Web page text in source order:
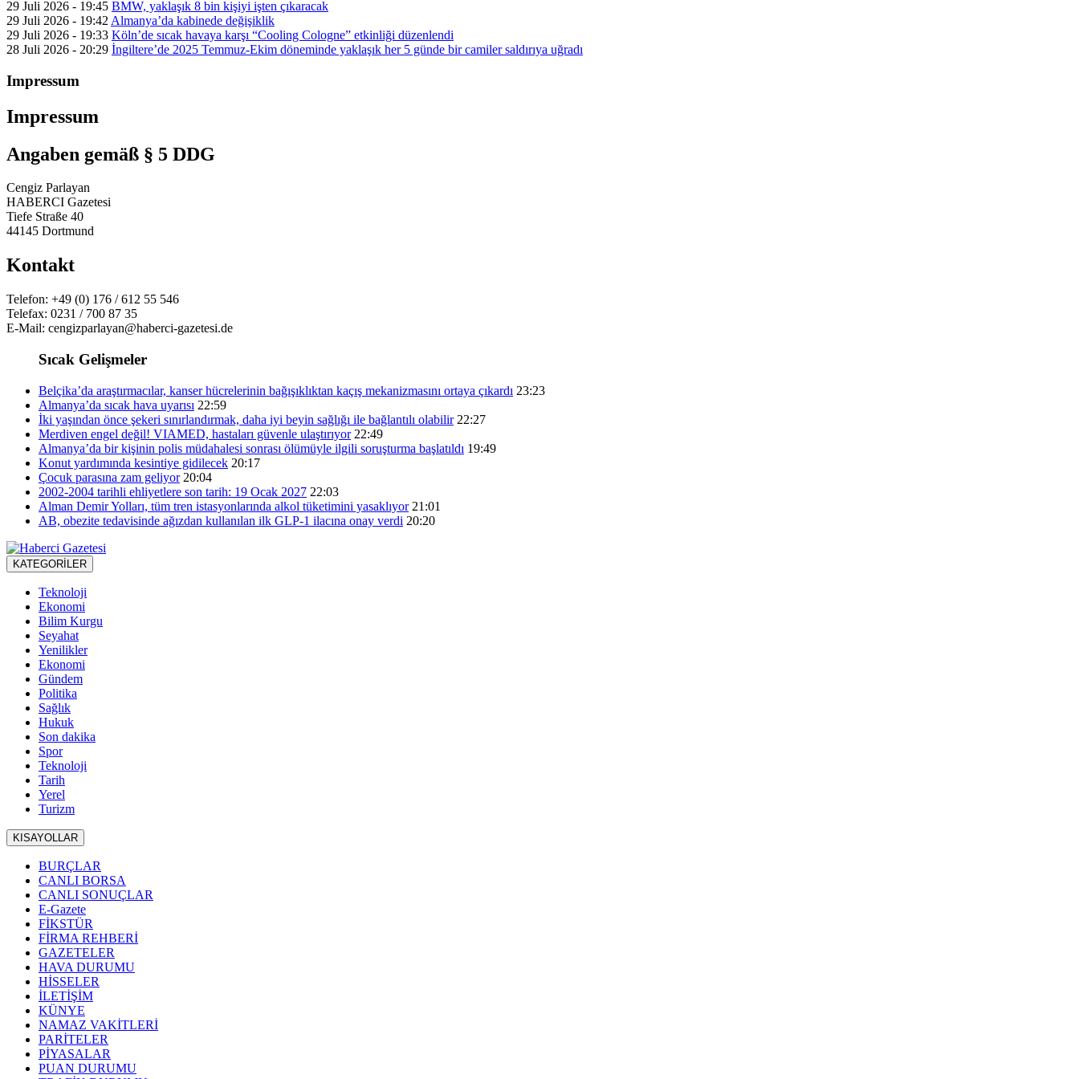
29 Juli 2026 - 19:45 BMW, yaklaşık 8 bin kişiyi işten çıkaracak
29 Juli 2026 - 19:42 Almanya’da kabinede değişiklik
29 Juli 2026 - 19:33 Köln’de sıcak havaya karşı “Cooling Cologne” etkinliği düzenlendi
28 Juli 2026 - 20:29 İngiltere’de 2025 Temmuz-Ekim döneminde yaklaşık her 5 günde bir camiler saldırıya uğradı
Impressum
Impressum
Angaben gemäß § 5 DDG
Cengiz Parlayan
HABERCI Gazetesi
Tiefe Straße 40
44145 Dortmund
Kontakt
Telefon: +49 (0) 176 / 612 55 546
Telefax: 0231 / 700 87 35
E-Mail: cengizparlayan@haberci-gazetesi.de
Sıcak Gelişmeler
Belçika’da araştırmacılar, kanser hücrelerinin bağışıklıktan kaçış mekanizmasını ortaya çıkardı 23:23
Almanya’da sıcak hava uyarısı 22:59
İki yaşından önce şekeri sınırlandırmak, daha iyi beyin sağlığı ile bağlantılı olabilir 22:27
Merdiven engel değil! VIAMED, hastaları güvenle ulaştırıyor 22:49
Almanya’da bir kişinin polis müdahalesi sonrası ölümüyle ilgili soruşturma başlatıldı 19:49
Konut yardımında kesintiye gidilecek 20:17
Çocuk parasına zam geliyor 20:04
2002-2004 tarihli ehliyetlere son tarih: 19 Ocak 2027 22:03
Alman Demir Yolları, tüm tren istasyonlarında alkol tüketimini yasaklıyor 21:01
AB, obezite tedavisinde ağızdan kullanılan ilk GLP-1 ilacına onay verdi 20:20
KATEGORİLER
Teknoloji
Ekonomi
Bilim Kurgu
Seyahat
Yenilikler
Ekonomi
Gündem
Politika
Sağlık
Hukuk
Son dakika
Spor
Teknoloji
Tarih
Yerel
Turizm
KISAYOLLAR
BURÇLAR
CANLI BORSA
CANLI SONUÇLAR
E-Gazete
FİKSTÜR
FİRMA REHBERİ
GAZETELER
HAVA DURUMU
HİSSELER
İLETİŞİM
KÜNYE
NAMAZ VAKİTLERİ
PARİTELER
PİYASALAR
PUAN DURUMU